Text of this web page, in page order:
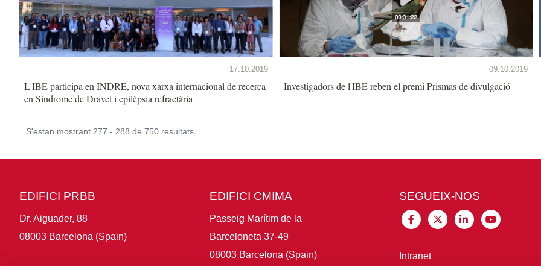
17.10.2019
L'IBE participa en INDRE, nova xarxa internacional de recerca
en Síndrome de Dravet i epilèpsia refractària
09.10.2019
Investigadors de l'IBE reben el premi Prismas de divulgació
S'estan mostrant 277 - 288 de 750 resultats.
EDIFICI PRBB
Dr. Aiguader, 88
08003 Barcelona (Spain)
EDIFICI CMIMA
Passeig Marítim de la
Barceloneta 37-49
08003 Barcelona (Spain)
SEGUEIX-NOS
Intranet